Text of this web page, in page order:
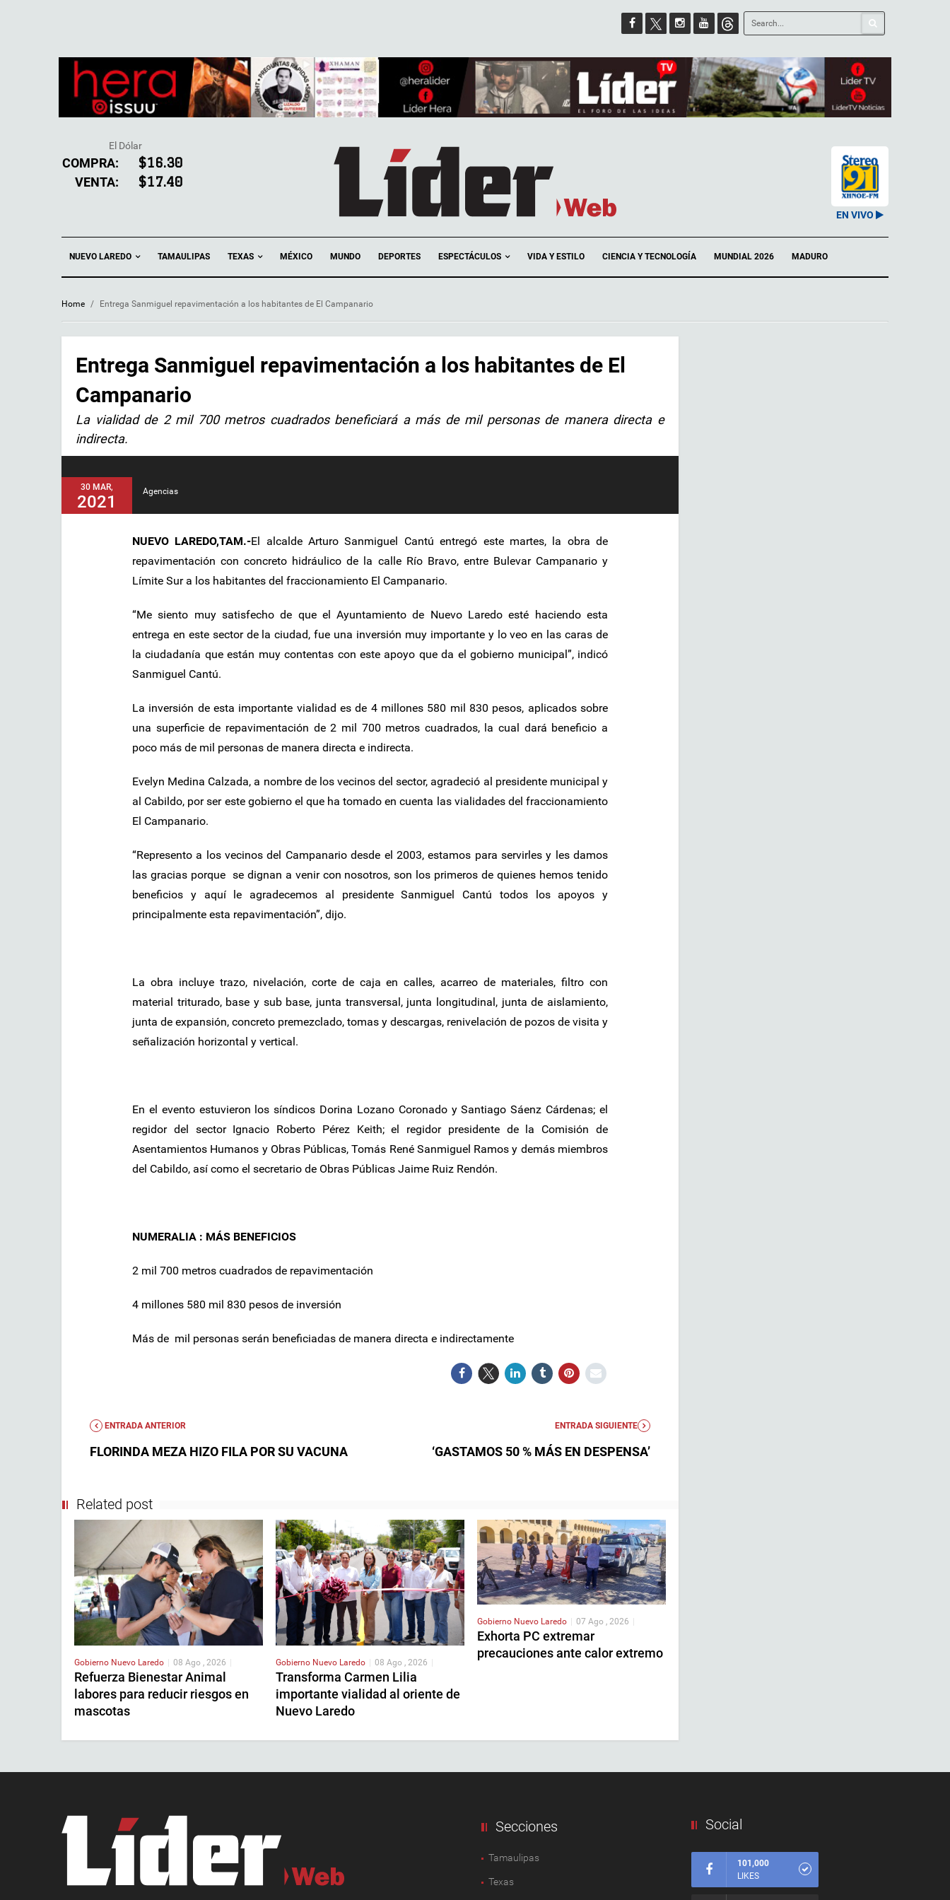
El Dólar
COMPRA: $16.30
VENTA: $17.40
EN VIVO
NUEVO LAREDO TAMAULIPAS TEXAS MÉXICO MUNDO DEPORTES ESPECTÁCULOS VIDA Y ESTILO CIENCIA Y TECNOLOGÍA MUNDIAL 2026 MADURO
Home / Entrega Sanmiguel repavimentación a los habitantes de El Campanario
Entrega Sanmiguel repavimentación a los habitantes de El
Campanario
La vialidad de 2 mil 700 metros cuadrados beneficiará a más de mil personas de manera directa e
indirecta.
30 MAR,
2021
Agencias
NUEVO LAREDO,TAM.-El alcalde Arturo Sanmiguel Cantú entregó este martes, la obra de
repavimentación con concreto hidráulico de la calle Río Bravo, entre Bulevar Campanario y
Límite Sur a los habitantes del fraccionamiento El Campanario.
“Me siento muy satisfecho de que el Ayuntamiento de Nuevo Laredo esté haciendo esta
entrega en este sector de la ciudad, fue una inversión muy importante y lo veo en las caras de
la ciudadanía que están muy contentas con este apoyo que da el gobierno municipal”, indicó
Sanmiguel Cantú.
La inversión de esta importante vialidad es de 4 millones 580 mil 830 pesos, aplicados sobre
una superficie de repavimentación de 2 mil 700 metros cuadrados, la cual dará beneficio a
poco más de mil personas de manera directa e indirecta.
Evelyn Medina Calzada, a nombre de los vecinos del sector, agradeció al presidente municipal y
al Cabildo, por ser este gobierno el que ha tomado en cuenta las vialidades del fraccionamiento
El Campanario.
“Represento a los vecinos del Campanario desde el 2003, estamos para servirles y les damos
las gracias porque se dignan a venir con nosotros, son los primeros de quienes hemos tenido
beneficios y aquí le agradecemos al presidente Sanmiguel Cantú todos los apoyos y
principalmente esta repavimentación”, dijo.
La obra incluye trazo, nivelación, corte de caja en calles, acarreo de materiales, filtro con
material triturado, base y sub base, junta transversal, junta longitudinal, junta de aislamiento,
junta de expansión, concreto premezclado, tomas y descargas, renivelación de pozos de visita y
señalización horizontal y vertical.
En el evento estuvieron los síndicos Dorina Lozano Coronado y Santiago Sáenz Cárdenas; el
regidor del sector Ignacio Roberto Pérez Keith; el regidor presidente de la Comisión de
Asentamientos Humanos y Obras Públicas, Tomás René Sanmiguel Ramos y demás miembros
del Cabildo, así como el secretario de Obras Públicas Jaime Ruiz Rendón.
NUMERALIA : MÁS BENEFICIOS
2 mil 700 metros cuadrados de repavimentación
4 millones 580 mil 830 pesos de inversión
Más de mil personas serán beneficiadas de manera directa e indirectamente
ENTRADA ANTERIOR
FLORINDA MEZA HIZO FILA POR SU VACUNA
ENTRADA SIGUIENTE
‘GASTAMOS 50 % MÁS EN DESPENSA’
Related post
Gobierno Nuevo Laredo 08 Ago , 2026
Refuerza Bienestar Animal
labores para reducir riesgos en
mascotas
Gobierno Nuevo Laredo 08 Ago , 2026
Transforma Carmen Lilia
importante vialidad al oriente de
Nuevo Laredo
Gobierno Nuevo Laredo | 07 Ago , 2026 |
Exhorta PC extremar
precauciones ante calor extremo
Secciones
Tamaulipas
Texas
Social
101,000
LIKES